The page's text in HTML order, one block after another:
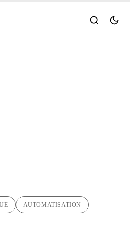
AUTOMATISATION